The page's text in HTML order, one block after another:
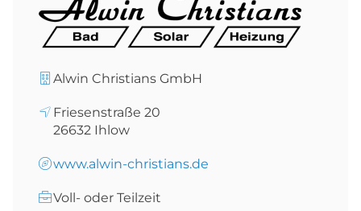
Alwin Christians GmbH
Friesenstraße 20
26632 Ihlow
www.alwin-christians.de
Voll- oder Teilzeit